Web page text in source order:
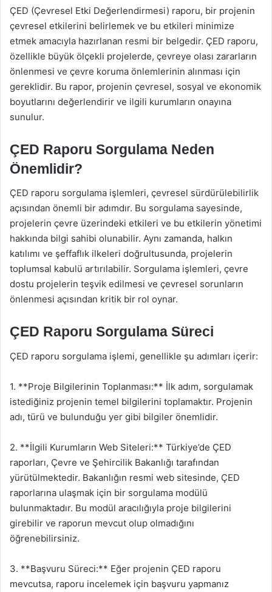
ÇED (Çevresel Etki Değerlendirmesi) raporu, bir projenin
çevresel etkilerini belirlemek ve bu etkileri minimize
etmek amacıyla hazırlanan resmi bir belgedir. ÇED raporu,
özellikle büyük ölçekli projelerde, çevreye olası zararların
önlenmesi ve çevre koruma önlemlerinin alınması için
gereklidir. Bu rapor, projenin çevresel, sosyal ve ekonomik
boyutlarını değerlendirir ve ilgili kurumların onayına
sunulur.
ÇED Raporu Sorgulama Neden
Önemlidir?
ÇED raporu sorgulama işlemleri, çevresel sürdürülebilirlik
açısından önemli bir adımdır. Bu sorgulama sayesinde,
projelerin çevre üzerindeki etkileri ve bu etkilerin yönetimi
hakkında bilgi sahibi olunabilir. Aynı zamanda, halkın
katılımı ve şeffaflık ilkeleri doğrultusunda, projelerin
toplumsal kabulü artırılabilir. Sorgulama işlemleri, çevre
dostu projelerin teşvik edilmesi ve çevresel sorunların
önlenmesi açısından kritik bir rol oynar.
ÇED Raporu Sorgulama Süreci
ÇED raporu sorgulama işlemi, genellikle şu adımları içerir:
1. **Proje Bilgilerinin Toplanması:** İlk adım, sorgulamak
istediğiniz projenin temel bilgilerini toplamaktır. Projenin
adı, türü ve bulunduğu yer gibi bilgiler önemlidir.
2. **İlgili Kurumların Web Siteleri:** Türkiye’de ÇED
raporları, Çevre ve Şehircilik Bakanlığı tarafından
yürütülmektedir. Bakanlığın resmi web sitesinde, ÇED
raporlarına ulaşmak için bir sorgulama modülü
bulunmaktadır. Bu modül aracılığıyla proje bilgilerini
girebilir ve raporun mevcut olup olmadığını
öğrenebilirsiniz.
3. **Başvuru Süreci:** Eğer projenin ÇED raporu
mevcutsa, raporu incelemek için başvuru yapmanız